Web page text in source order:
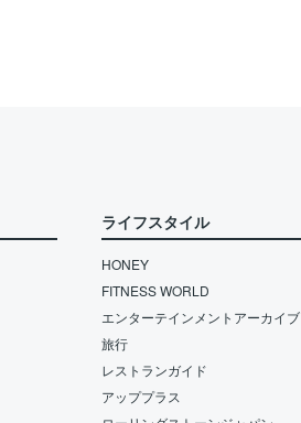
ライフスタイル
HONEY
FITNESS WORLD
エンターテインメントアーカイブ
旅行
レストランガイド
アッププラス